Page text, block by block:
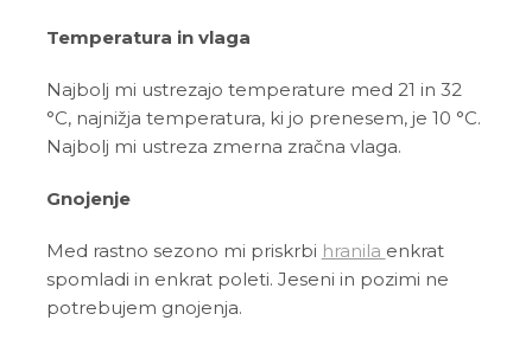
Temperatura in vlaga
Najbolj mi ustrezajo temperature med 21 in 32
°C, najnižja temperatura, ki jo prenesem, je 10 °C.
Najbolj mi ustreza zmerna zračna vlaga.
Gnojenje
Med rastno sezono mi priskrbi hranila enkrat
spomladi in enkrat poleti. Jeseni in pozimi ne
potrebujem gnojenja.